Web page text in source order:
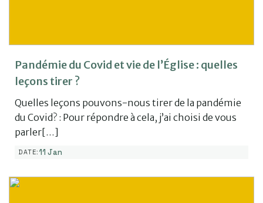
Pandémie du Covid et vie de l’Église : quelles
leçons tirer ?
Quelles leçons pouvons-nous tirer de la pandémie
du Covid? : Pour répondre à cela, j’ai choisi de vous
parler[…]
DATE:11 Jan